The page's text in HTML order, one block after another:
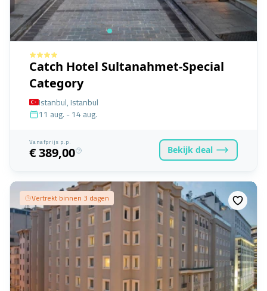
Catch Hotel Sultanahmet-Special
Category
Istanbul, Istanbul
11 aug. - 14 aug.
Vanafprijs p.p.
€ 389,00 Bekijk deal
Vertrekt binnen 3 dagen